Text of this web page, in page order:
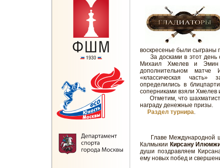
воскресенье были
За досками в этот день
Михаил Хмелев и Эмин
дополнительном
«классическая часть»
определились в
соперниками взяли Хмелев
Отметим, что
награду денежные призы.
Раздел турнира.
Главе Международной
Калмыкии Кирсану
души поздравляем
ему новых побед и